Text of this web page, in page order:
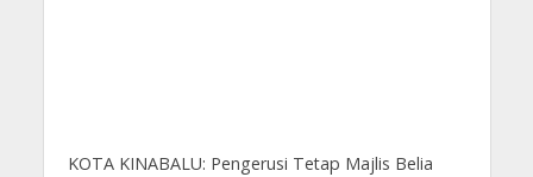
KOTA KINABALU: Pengerusi Tetap Majlis Belia